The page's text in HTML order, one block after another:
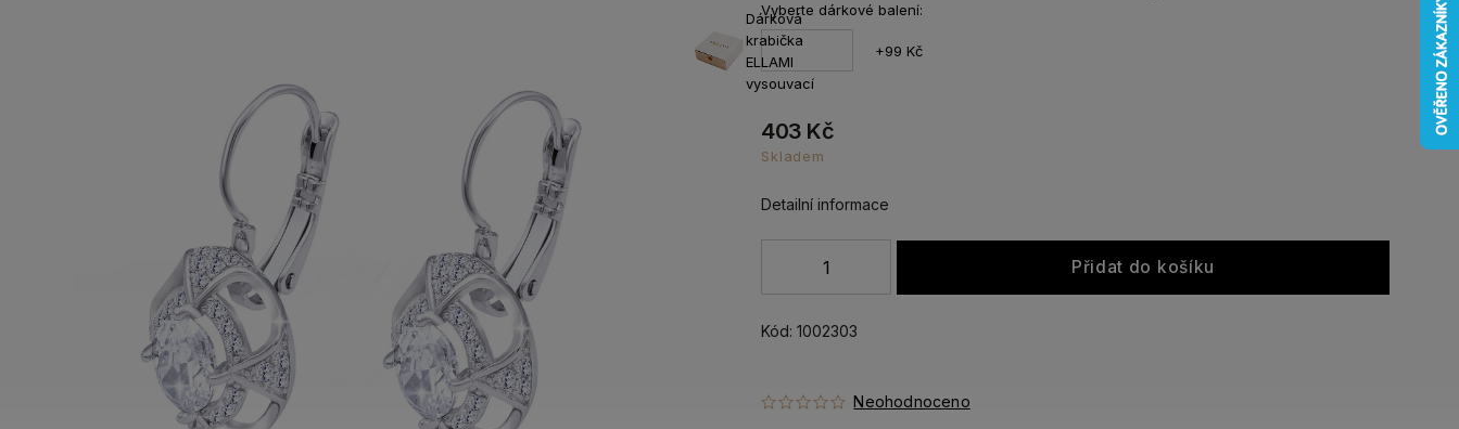
Neohodnoceno
Kód: 1002303
403 Kč
Skladem
Vyberte dárkové balení:
Dárková
krabička
ELLAMI
vysouvací
+99 Kč
Přidat do košíku
Detailní informace